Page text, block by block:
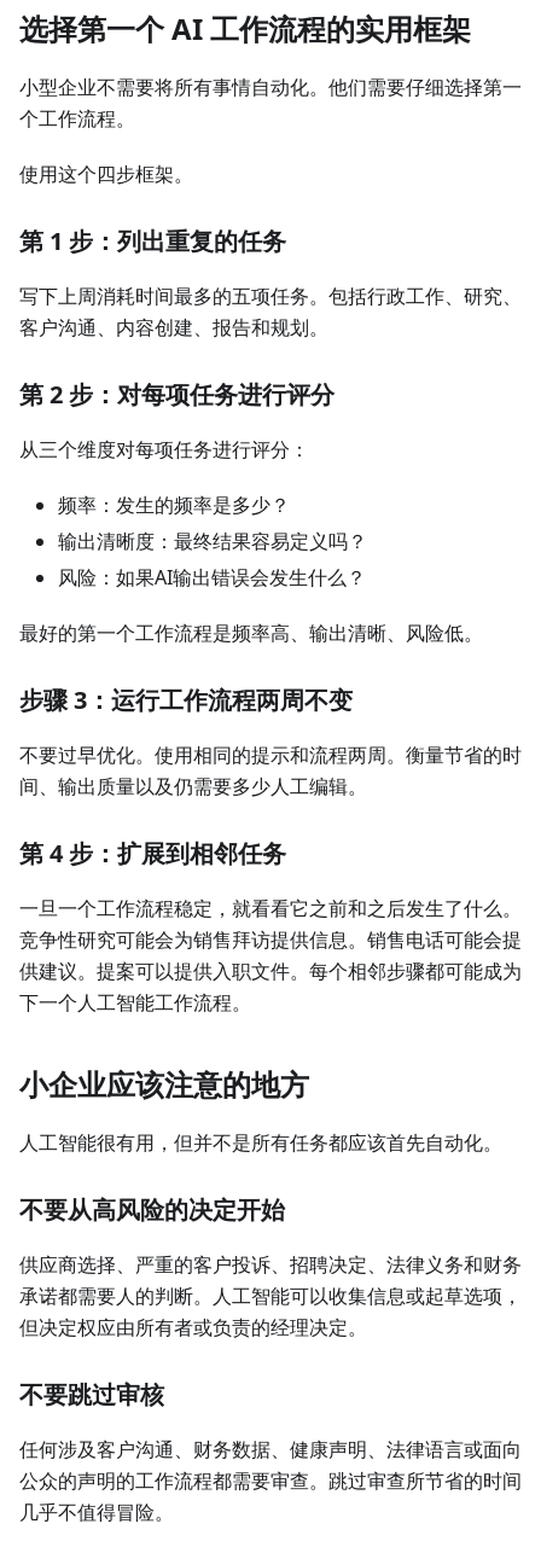
选择第一个 AI 工作流程的实用框架
小型企业不需要将所有事情自动化。他们需要仔细选择第一
个工作流程。
使用这个四步框架。
第 1 步：列出重复的任务
写下上周消耗时间最多的五项任务。包括行政工作、研究、
客户沟通、内容创建、报告和规划。
第 2 步：对每项任务进行评分
从三个维度对每项任务进行评分：
频率：发生的频率是多少？
输出清晰度：最终结果容易定义吗？
风险：如果AI输出错误会发生什么？
最好的第一个工作流程是频率高、输出清晰、风险低。
步骤 3：运行工作流程两周不变
不要过早优化。使用相同的提示和流程两周。衡量节省的时
间、输出质量以及仍需要多少人工编辑。
第 4 步：扩展到相邻任务
一旦一个工作流程稳定，就看看它之前和之后发生了什么。
竞争性研究可能会为销售拜访提供信息。销售电话可能会提
供建议。提案可以提供入职文件。每个相邻步骤都可能成为
下一个人工智能工作流程。
小企业应该注意的地方
人工智能很有用，但并不是所有任务都应该首先自动化。
不要从高风险的决定开始
供应商选择、严重的客户投诉、招聘决定、法律义务和财务
承诺都需要人的判断。人工智能可以收集信息或起草选项，
但决定权应由所有者或负责的经理决定。
不要跳过审核
任何涉及客户沟通、财务数据、健康声明、法律语言或面向
公众的声明的工作流程都需要审查。跳过审查所节省的时间
几乎不值得冒险。